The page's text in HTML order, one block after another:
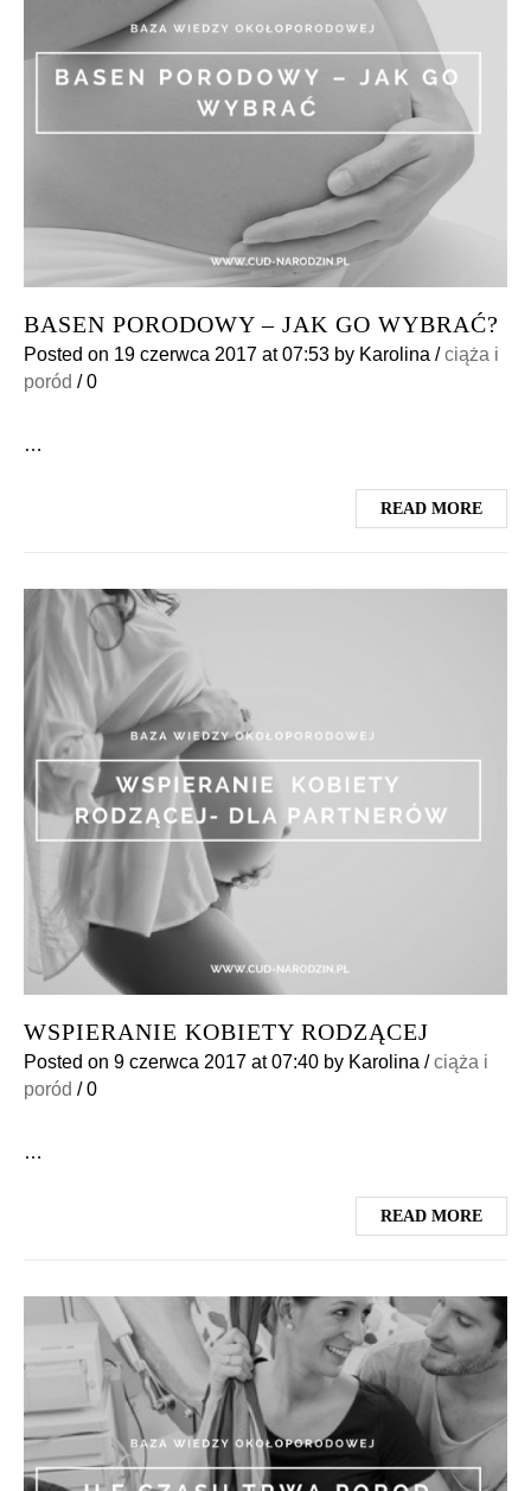
BASEN PORODOWY – JAK GO WYBRAĆ?
Posted on 19 czerwca 2017 at 07:53 by Karolina /ciąża i
poród /0
…
READ MORE
WSPIERANIE KOBIETY RODZĄCEJ
Posted on 9 czerwca 2017 at 07:40 by Karolina /ciąża i
poród /0
…
READ MORE